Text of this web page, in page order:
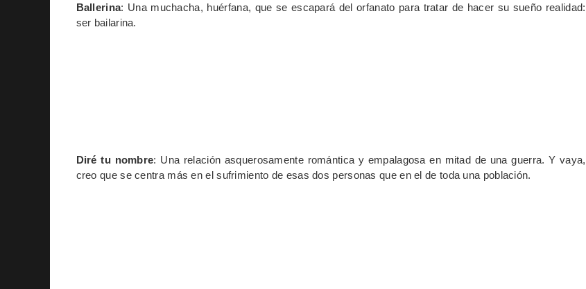
Ballerina: Una muchacha, huérfana, que se escapará del orfanato para tratar de hacer su sueño realidad:
ser bailarina.
Diré tu nombre: Una relación asquerosamente romántica y empalagosa en mitad de una guerra. Y vaya,
creo que se centra más en el sufrimiento de esas dos personas que en el de toda una población.